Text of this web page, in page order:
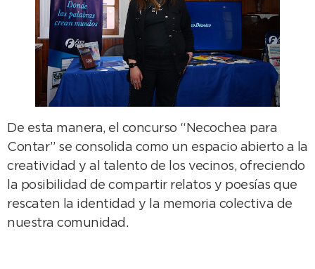
De esta manera, el concurso “Necochea para
Contar” se consolida como un espacio abierto a la
creatividad y al talento de los vecinos, ofreciendo
la posibilidad de compartir relatos y poesías que
rescaten la identidad y la memoria colectiva de
nuestra comunidad.